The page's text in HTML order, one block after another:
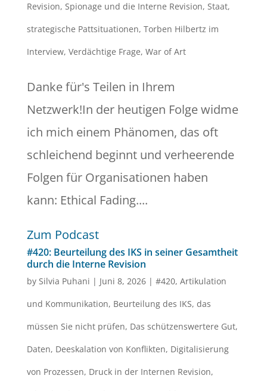
Revision, Spionage und die Interne Revision, Staat,
strategische Pattsituationen, Torben Hilbertz im
Interview, Verdächtige Frage, War of Art
Danke für's Teilen in Ihrem
Netzwerk!In der heutigen Folge widme
ich mich einem Phänomen, das oft
schleichend beginnt und verheerende
Folgen für Organisationen haben
kann: Ethical Fading....
Zum Podcast
#420: Beurteilung des IKS in seiner Gesamtheit
durch die Interne Revision
by Silvia Puhani | Juni 8, 2026| #420, Artikulation
und Kommunikation, Beurteilung des IKS, das
müssen Sie nicht prüfen, Das schützenswertere Gut,
Daten, Deeskalation von Konflikten, Digitalisierung
von Prozessen, Druck in der Internen Revision,